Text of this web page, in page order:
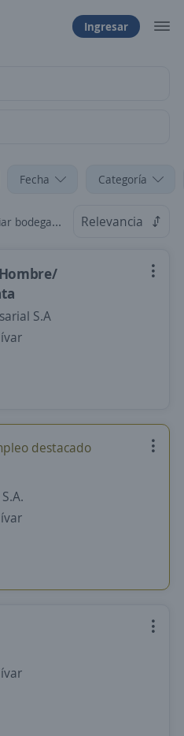
Ingresar
Fecha Categoría
en Bolívar Relevancia
S.A
destacado